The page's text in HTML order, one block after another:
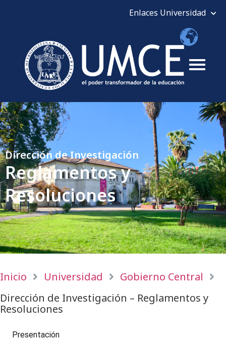
Dirección de Investigación
Reglamentos y
Resoluciones
Inicio Universidad
Gobierno Central
Dirección de Investigación – Reglamentos y
Resoluciones
Presentación